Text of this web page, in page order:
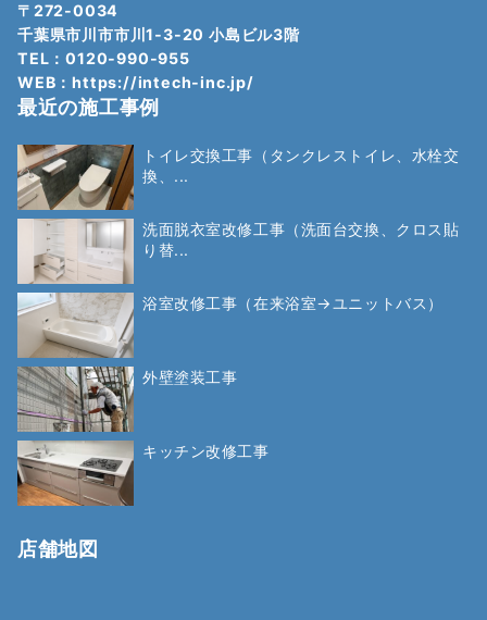
〒272-0034
千葉県市川市市川1-3-20 小島ビル3階
TEL：0120-990-955
WEB：https://intech-inc.jp/
最近の施工事例
トイレ交換工事（タンクレストイレ、水栓交
換、...
洗面脱衣室改修工事（洗面台交換、クロス貼
り替...
浴室改修工事（在来浴室→ユニットバス）
外壁塗装工事
キッチン改修工事
店舗地図